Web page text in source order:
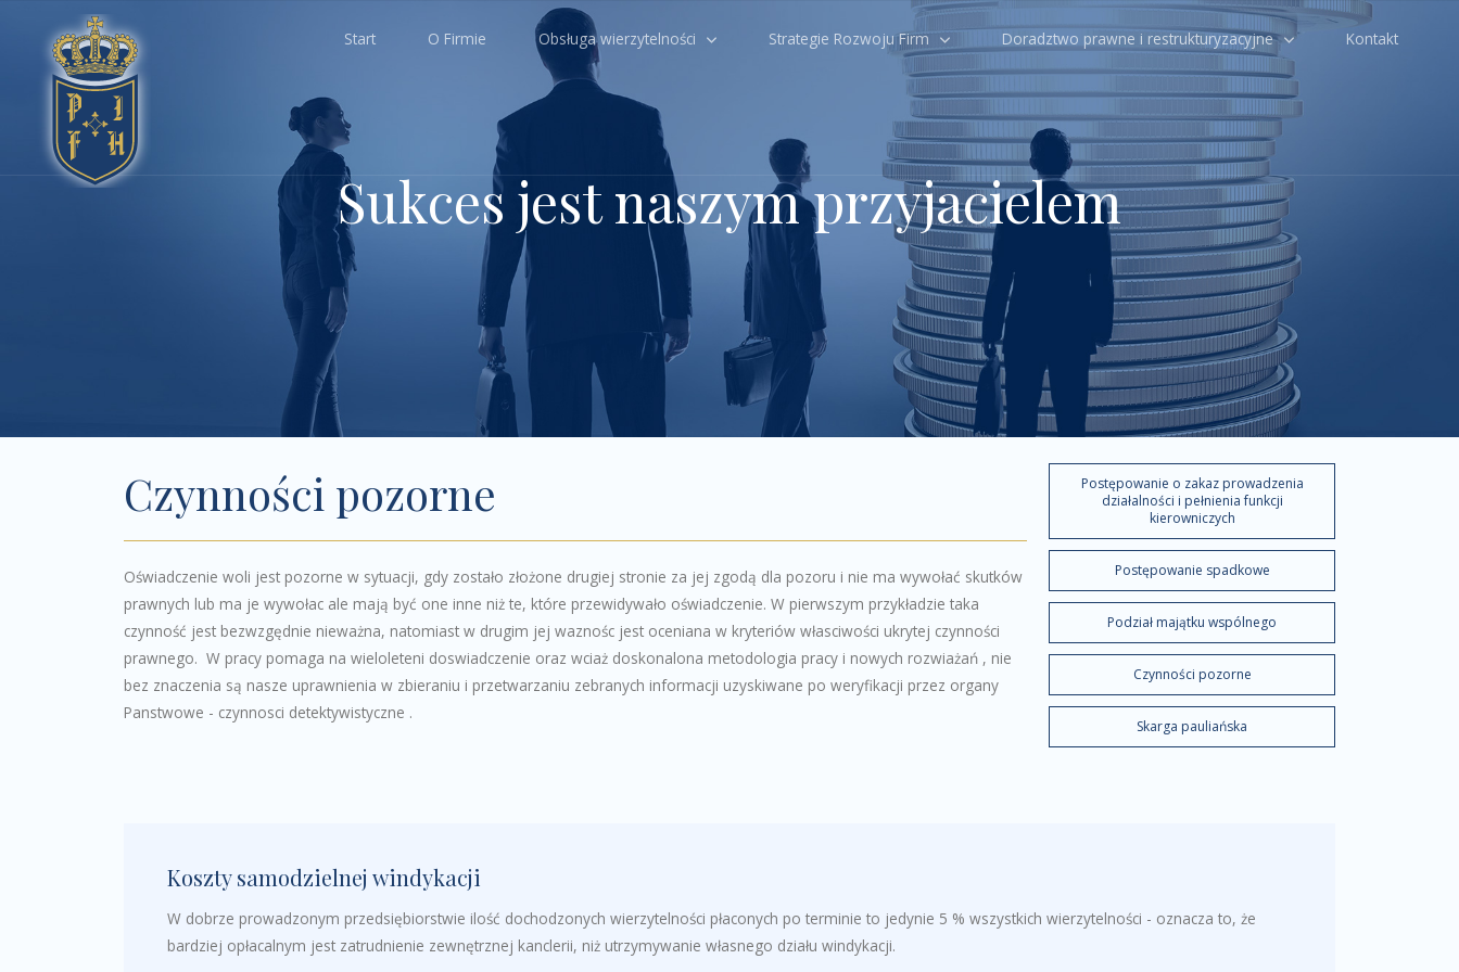
Start O Firmie Obsługa wierzytelności Strategie Rozwoju Firm Doradztwo prawne i restrukturyzacyjne Kontakt
Sukces jest naszym przyjacielem
Czynności pozorne
Oświadczenie woli jest pozorne w sytuacji, gdy zostało złożone drugiej stronie za jej zgodą dla pozoru i nie ma wywołać skutków
prawnych lub ma je wywołac ale mają być one inne niż te, które przewidywało oświadczenie. W pierwszym przykładzie taka
czynność jest bezwzgędnie nieważna, natomiast w drugim jej waznośc jest oceniana w kryteriów własciwości ukrytej czynności
prawnego. W pracy pomaga na wieloleteni doswiadczenie oraz wciaż doskonalona metodologia pracy i nowych rozwiażań , nie
bez znaczenia są nasze uprawnienia w zbieraniu i przetwarzaniu zebranych informacji uzyskiwane po weryfikacji przez organy
Panstwowe - czynnosci detektywistyczne .
Postępowanie o zakaz prowadzenia
działalności i pełnienia funkcji
kierowniczych
Postępowanie spadkowe
Podział majątku wspólnego
Czynności pozorne
Skarga pauliańska
Koszty samodzielnej windykacji
W dobrze prowadzonym przedsiębiorstwie ilość dochodzonych wierzytelności płaconych po terminie to jedynie 5 % wszystkich wierzytelności - oznacza to, że
bardziej opłacalnym jest zatrudnienie zewnętrznej kanclerii, niż utrzymywanie własnego działu windykacji.